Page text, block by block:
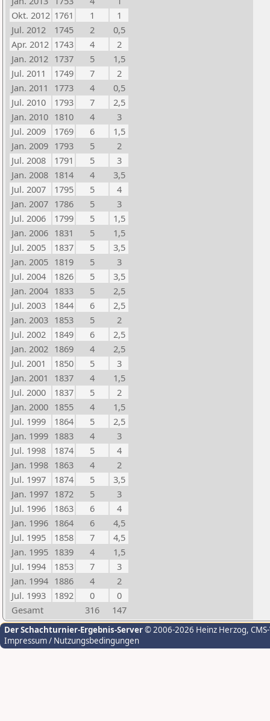
Okt. 2012 1761 1
1
Jul. 2012
1745 2
0,5
Apr. 2012 1743 4
2
Jan. 2012 1737 5
1,5
Jul. 2011
1749 7
2
Jan. 2011
1773 4
0,5
Jul. 2010
1793 7
2,5
Jan. 2010 1810 4
3
Jul. 2009
1769 6
1,5
Jan. 2009 1793 5
2
Jul. 2008
1791 5
3
Jan. 2008 1814 4
3,5
Jul. 2007
1795 5
4
Jan. 2007 1786 5
3
Jul. 2006
1799 5
1,5
Jan. 2006 1831 5
1,5
Jul. 2005
1837 5
3,5
Jan. 2005 1819 5
3
Jul. 2004
1826 5
3,5
Jan. 2004 1833 5
2,5
Jul. 2003
1844 6
2,5
Jan. 2003 1853 5
2
Jul. 2002
1849 6
2,5
Jan. 2002 1869 4
2,5
Jul. 2001
1850 5
3
Jan. 2001
1837 4
1,5
Jul. 2000
1837 5
2
Jan. 2000 1855 4
1,5
Jul. 1999
1864 5
2,5
Jan. 1999 1883 4
3
Jul. 1998
1874 5
4
Jan. 1998 1863 4
2
Jul. 1997
1874 5
3,5
Jan. 1997 1872 5
3
Jul. 1996
1863 6
4
Jan. 1996 1864 6
4,5
Jul. 1995
1858 7
4,5
Jan. 1995 1839 4
1,5
Jul. 1994
1853 7
3
Jan. 1994 1886 4
2
Jul. 1993
1892 0
0
Gesamt
316 147
Der Schachturnier-Ergebnis-Server© 2006-2026 Heinz Herzog,
Impressum / Nutzungsbedingungen